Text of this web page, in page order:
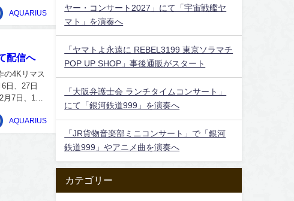
AQUARIUS
配信へ
の4Kリマス
日、27日
7日、17
AQUARIUS
ヤー・コンサート2027」にて「宇宙戦艦ヤ
マト」を演奏へ
「ヤマトよ永遠に REBEL3199 東京ソラマチ
POP UP SHOP」事後通販がスタート
「大阪弁護士会 ランチタイムコンサート」
にて「銀河鉄道999」を演奏へ
「JR貨物音楽部ミニコンサート」で「銀河
鉄道999」やアニメ曲を演奏へ
カテゴリー